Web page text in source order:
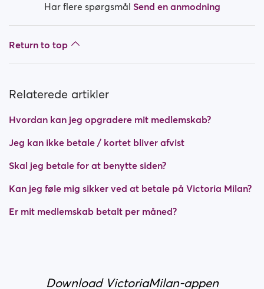
Payment?Har flere spørgsmål Send en anmodning
Return to top
Relaterede artikler
Hvordan kan jeg opgradere mit medlemskab?
Jeg kan ikke betale / kortet bliver afvist
Skal jeg betale for at benytte siden?
Kan jeg føle mig sikker ved at betale på Victoria Milan?
Er mit medlemskab betalt per måned?
Download VictoriaMilan-appen